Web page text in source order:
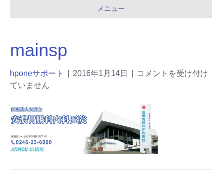
メニュー
mainsp
hponeサポート 2016年1月14日
コメントを受け付け
ていません